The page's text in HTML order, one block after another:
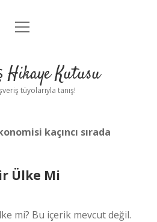
Anasayfa
Uyarı
menüyü
Hikaye Kutusu
tüyolarıyla tanış!
kaçıncı sırada
Ülke Mi
mi? Bu içerik mevcut değil.